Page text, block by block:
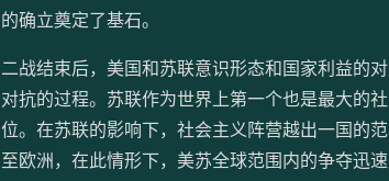
的确立奠定了基石。
二战结束后，美国和苏联意识形态和国家利益的
对抗的过程。苏联作为世界上第一个也是最大的
位。在苏联的影响下，社会主义阵营越出一国的
至欧洲，在此情形下，美苏全球范围内的争夺迅